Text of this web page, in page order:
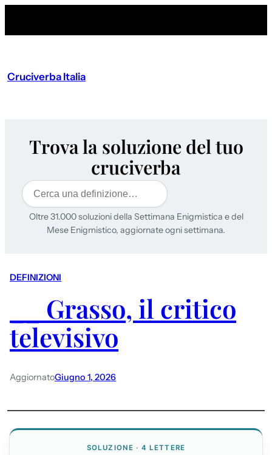
Cruciverba Italia
Trova la soluzione del tuo
cruciverba
Cerca
Oltre 31.000 soluzioni della Settimana Enigmistica e del
Mese Enigmistico, aggiornate ogni settimana.
DEFINIZIONI
__ Grasso, il critico
televisivo
AggiornatoGiugno 1, 2026
SOLUZIONE · 4 LETTERE